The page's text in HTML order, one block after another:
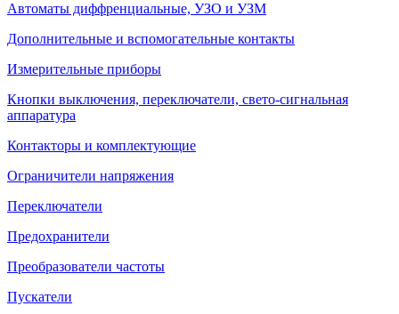
Автоматы диффренциальные, УЗО и УЗМ
Дополнительные и вспомогательные контакты
Измерительные приборы
Кнопки выключения, переключатели, свето-сигнальная
аппаратура
Контакторы и комплектующие
Ограничители напряжения
Переключатели
Предохранители
Преобразователи частоты
Пускатели